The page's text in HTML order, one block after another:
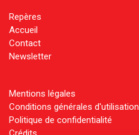
Repères
Accueil
Contact
Newsletter
Mentions légales
Conditions générales d'utilisation
Politique de confidentialité